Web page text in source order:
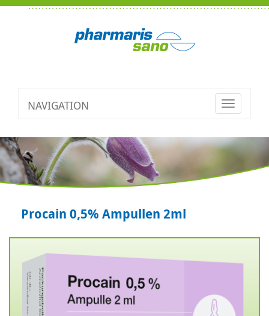
NAVIGATION
Toggle
Procain 0,5% Ampullen 2ml